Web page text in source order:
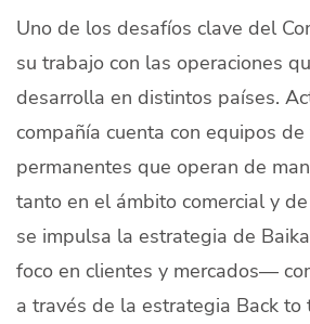
Uno de los desafíos clave del
su trabajo con las operaciones
desarrolla en distintos países.
compañía cuenta con equipos
permanentes que operan de
tanto en el ámbito comercial y
se impulsa la estrategia de
foco en clientes y mercados—
a través de la estrategia Back to